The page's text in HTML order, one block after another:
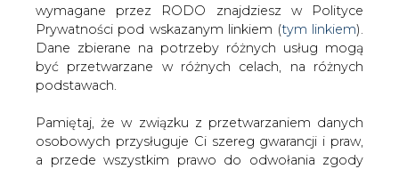
wymagane przez RODO znajdziesz w Polityce
Prywatności pod wskazanym linkiem (tym linkiem).
Dane zbierane na potrzeby różnych usług mogą
być przetwarzane w różnych celach, na różnych
podstawach.
Pamiętaj, że w związku z przetwarzaniem danych
osobowych przysługuje Ci szereg gwarancji i praw,
a przede wszystkim prawo do odwołania zgody
Eltarg zobaczyło tylko 8,5 tys. osób